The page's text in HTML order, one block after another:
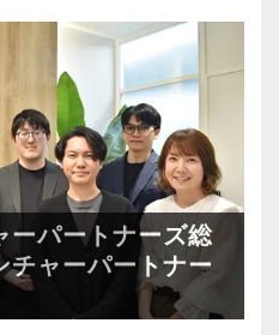
ーパートナーズ総
チャーパートナー